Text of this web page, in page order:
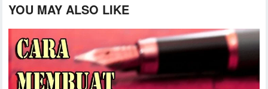
YOU MAY ALSO LIKE